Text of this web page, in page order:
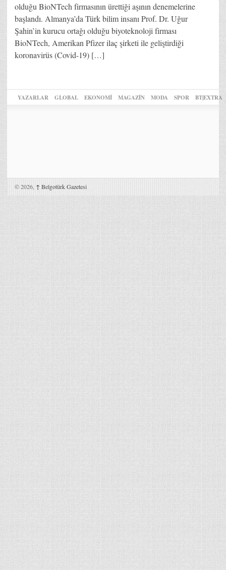
olduğu BioNTech firmasının ürettiği aşının denemelerine
başlandı. Almanya’da Türk bilim insanı Prof. Dr. Uğur
Şahin’in kurucu ortağı olduğu biyoteknoloji firması
BioNTech, Amerikan Pfizer ilaç şirketi ile geliştirdiği
koronavirüs (Covid-19) […]
YAZARLAR GLOBAL EKONOMİ MAGAZİN MODA SPOR BT|EXTRA
© 2026, ↑ Belgotürk Gazetesi